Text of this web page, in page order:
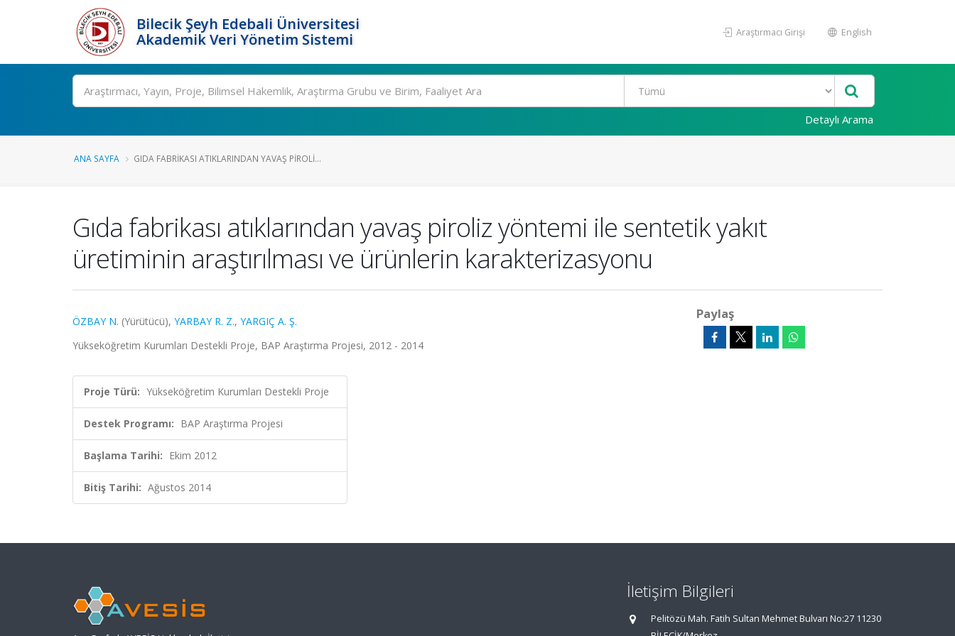
Bilecik Şeyh Edebali Üniversitesi
Akademik Veri Yönetim Sistemi
Araştırmacı Girişi English
Ara
Detaylı Arama
ANA SAYFA GIDA FABRIKASI ATIKLARINDAN YAVAŞ PIROLI...
Gıda fabrikası atıklarından yavaş piroliz yöntemi ile sentetik yakıt
üretiminin araştırılması ve ürünlerin karakterizasyonu
ÖZBAY N. (Yürütücü), YARBAY R. Z., YARGIÇ A. Ş.
Yükseköğretim Kurumları Destekli Proje, BAP Araştırma Projesi, 2012 - 2014
Proje Türü: Yükseköğretim Kurumları Destekli Proje
Destek Programı: BAP Araştırma Projesi
Başlama Tarihi: Ekim 2012
Bitiş Tarihi: Ağustos 2014
Paylaş
İletişim Bilgileri
Pelitözü Mah. Fatih Sultan Mehmet Bulvarı No:27 11230